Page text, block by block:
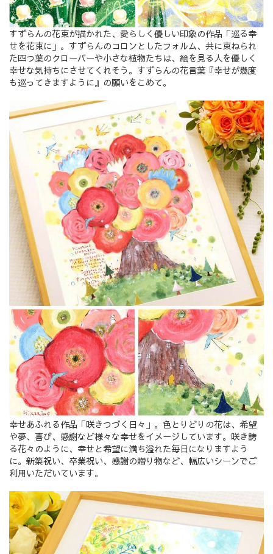
すずらんの花束が描かれた、愛らしく優しい印象の作品「巡る幸
せを花束に」。すずらんのコロンとしたフォルム、共に束ねられ
た四つ葉のクローバーや小さな植物たちは、絵を見る人を優しく
幸せな気持ちにさせてくれそう。すずらんの花言葉『幸せが幾度
も巡ってきますように』の願いをこめて。
幸せあふれる作品「咲きつづく日々」。色とりどりの花は、希望
や夢、喜び、感謝など様々な幸せをイメージしています。咲き誇
る花々のように、幸せと希望に満ち溢れた毎日になりますよう
に。新築祝い、卒業祝い、感謝の贈り物など、幅広いシーンでご
利用いただいています。